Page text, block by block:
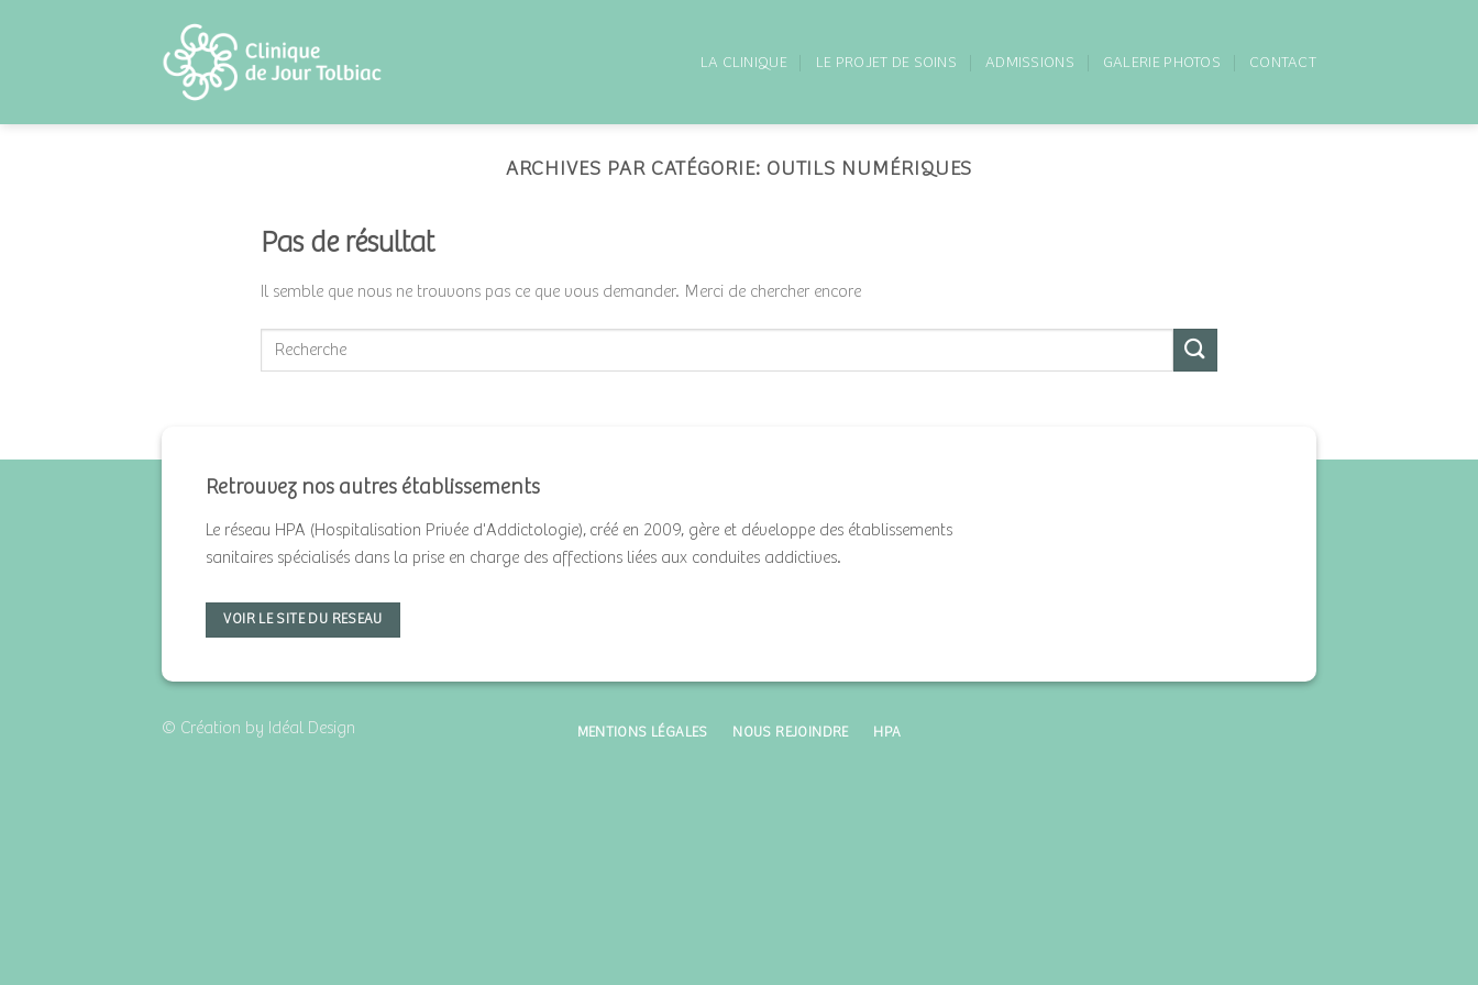
LA CLINIQUE LE PROJET DE SOINS ADMISSIONS GALERIE PHOTOS CONTACT
ARCHIVES PAR CATÉGORIE: OUTILS NUMÉRIQUES
Pas de résultat
Il semble que nous ne trouvons pas ce que vous demander. Merci de chercher encore
Retrouvez nos autres établissements
Le réseau HPA (Hospitalisation Privée d'Addictologie), créé en 2009, gère et développe des établissements
sanitaires spécialisés dans la prise en charge des affections liées aux conduites addictives.
VOIR LE SITE DU RESEAU
© Création by Idéal Design MENTIONS LÉGALES NOUS REJOINDRE HPA